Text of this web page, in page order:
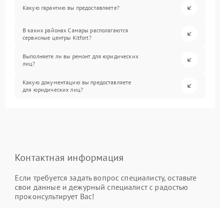
Какую гарантию вы предоставляете?
В каких районах Самары располагаются
сервисные центры Kitfort?
Выполняете ли вы ремонт для юридических
лиц?
Какую документацию вы предоставляете
для юридических лиц?
Контактная информация
Если требуется задать вопрос специалисту, оставьте
свои данные и дежурный специалист с радостью
проконсультирует Вас!